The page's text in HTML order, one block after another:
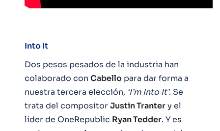
Into It
Dos pesos pesados de la industria han
colaborado con Cabello para dar forma a
nuestra tercera elección, ‘I’m Into It’. Se
trata del compositorJustin Trantery el
líder de OneRepublic Ryan Tedder. Y es